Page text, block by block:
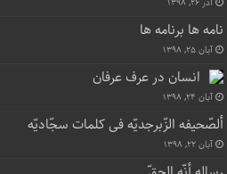
نامه ها برنامه ها
آبان ۲۵, ۱۳۹۸
انسان در عرف عرفان
آبان ۲۴, ۱۳۹۸
ألصّحیفه الزّبرجدیّه فی کلمات سجّادیّه
آبان ۲۲, ۱۳۹۸